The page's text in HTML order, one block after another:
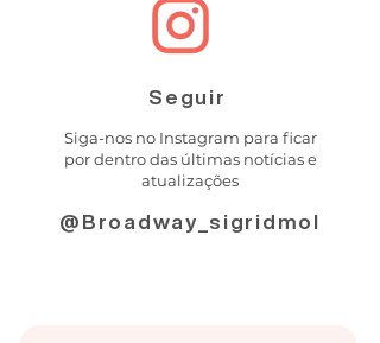
Seguir
Siga-nos no Instagram para ficar
por dentro das últimas notícias e
atualizações
@Broadway_sigridmol